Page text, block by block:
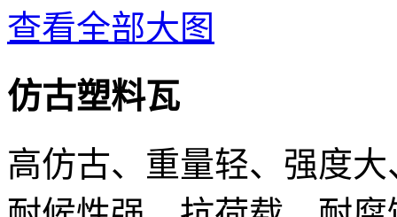
查看全部大图
仿古塑料瓦
高仿古、重量轻、强度